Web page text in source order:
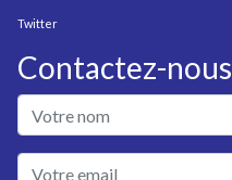
Twitter
Contactez-nous